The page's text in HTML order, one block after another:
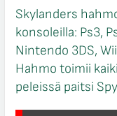
Skylanders
konsoleilla: Ps3,
Nintendo 3DS,
Hahmo toimii
peleissä paitsi